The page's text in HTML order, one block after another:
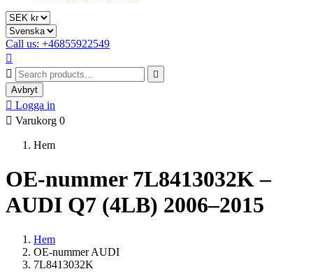
Call us: +46855922549



Avbryt
 Logga in
 Varukorg 0
Hem
OE-nummer 7L8413032K –
AUDI Q7 (4LB) 2006–2015
Hem
OE-nummer AUDI
7L8413032K